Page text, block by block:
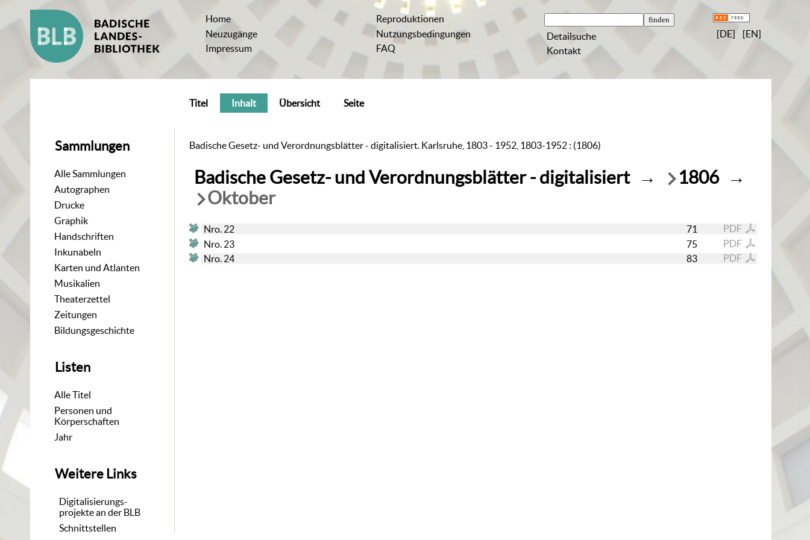
Home
Neuzugänge
Impressum
Reproduktionen
Nutzungsbedingungen
FAQ
Detailsuche
Kontakt
[DE] [EN]
Sammlungen
Alle Sammlungen
Autographen
Drucke
Graphik
Handschriften
Inkunabeln
Karten und Atlanten
Musikalien
Theaterzettel
Zeitungen
Bildungsgeschichte
Listen
Alle Titel
Personen und
Körperschaften
Jahr
Weitere Links
Digitalisierungs-
projekte an der BLB
Schnittstellen
Titel Inhalt Übersicht Seite
Badische Gesetz- und Verordnungsblätter - digitalisiert. Karlsruhe, 1803 - 1952, 1803-1952 : (1806)
Badische Gesetz- und Verordnungsblätter - digitalisiert → 1806 →
Oktober
PDF
71
Nro. 22
PDF
75
Nro. 23
PDF
83
Nro. 24